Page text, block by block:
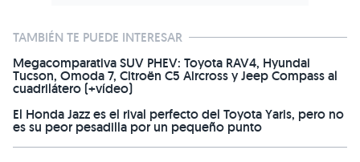
TAMBIÉN TE PUEDE INTERESAR
Megacomparativa SUV PHEV: Toyota RAV4, Hyundai
Tucson, Omoda 7, Citroën C5 Aircross y Jeep Compass al
cuadrilátero (+vídeo)
El Honda Jazz es el rival perfecto del Toyota Yaris, pero no
es su peor pesadilla por un pequeño punto